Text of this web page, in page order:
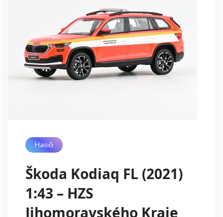
Hasiči
Škoda Kodiaq FL (2021)
1:43 – HZS
Jihomoravského Kraje